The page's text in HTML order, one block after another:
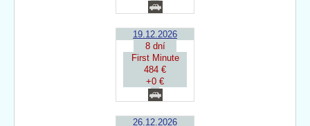
19.12.2026
8 dní
First Minute
484 €
+0 €
26.12.2026